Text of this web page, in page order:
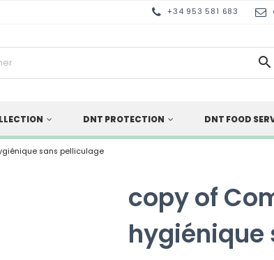
+34 953 581 683

DNT PROTECTION DNT FOOD
sans pelliculage
copy of
hygiénique